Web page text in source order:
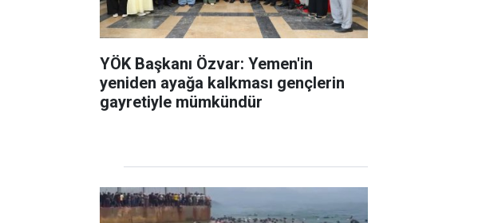
YÖK Başkanı Özvar: Yemen'in
yeniden ayağa kalkması gençlerin
gayretiyle mümkündür